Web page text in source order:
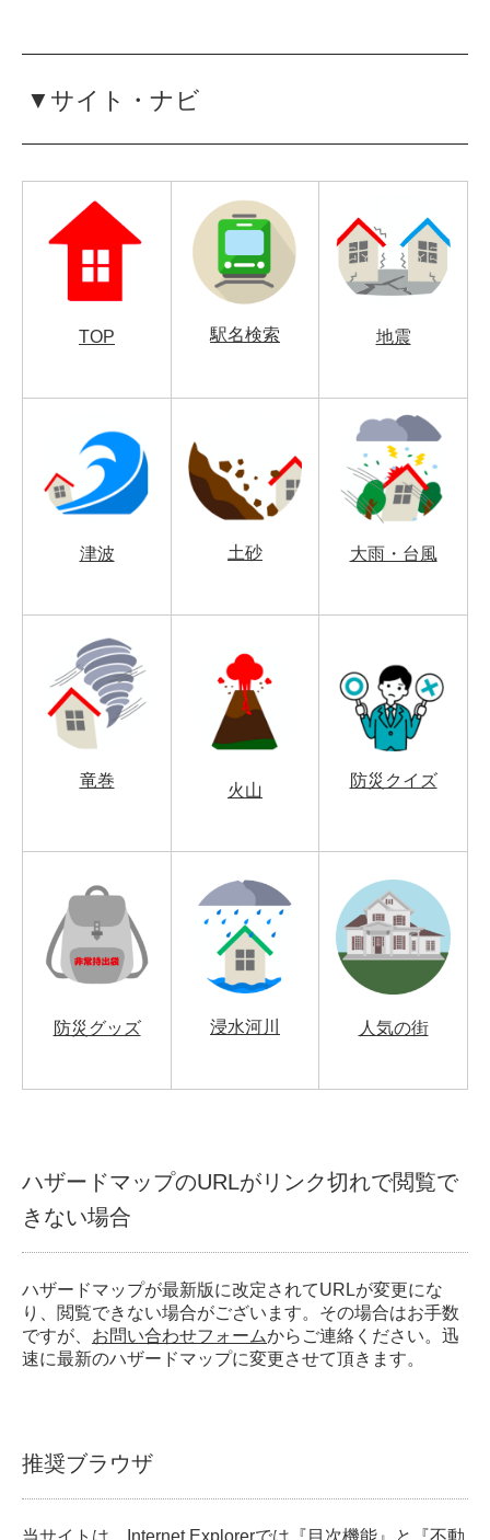
▼サイト・ナビ
TOP 駅名検索 地震
津波 土砂 大雨・台風
竜巻
火山
防災クイズ
防災グッズ 浸水河川 人気の街
ハザードマップのURLがリンク切れで閲覧で
きない場合
ハザードマップが最新版に改定されてURLが変更にな
り、閲覧できない場合がございます。その場合はお手数
ですが、 お問い合わせフォームからご連絡ください。迅
速に最新のハザードマップに変更させて頂きます。
推奨ブラウザ